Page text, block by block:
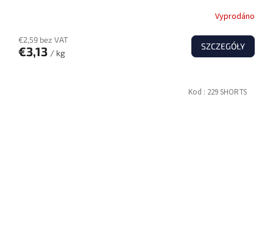
Vyprodáno
€2,59 bez VAT
€3,13 / kg
SZCZEGÓŁY
Kod : 229 SHORTS